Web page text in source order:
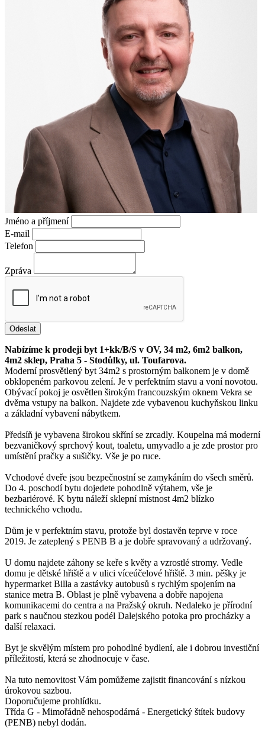
Jméno a příjmení
E-mail
Telefon
Zpráva
Odeslat
Nabízíme k prodeji byt 1+kk/B/S v OV, 34 m2, 6m2 balkon,
4m2 sklep, Praha 5 - Stodůlky, ul. Toufarova.
Moderní prosvětlený byt 34m2 s prostorným balkonem je v domě
obklopeném parkovou zelení. Je v perfektním stavu a voní novotou.
Obývací pokoj je osvětlen širokým francouzským oknem Vekra se
dvěma vstupy na balkon. Najdete zde vybavenou kuchyňskou linku
a základní vybavení nábytkem.
Předsíň je vybavena širokou skříní se zrcadly. Koupelna má moderní
bezvaničkový sprchový kout, toaletu, umyvadlo a je zde prostor pro
umístění pračky a sušičky. Vše je po ruce.
Vchodové dveře jsou bezpečnostní se zamykáním do všech směrů.
Do 4. poschodí bytu dojedete pohodlně výtahem, vše je
bezbariérové. K bytu náleží sklepní místnost 4m2 blízko
technického vchodu.
Dům je v perfektním stavu, protože byl dostavěn teprve v roce
2019. Je zateplený s PENB B a je dobře spravovaný a udržovaný.
U domu najdete záhony se keře s květy a vzrostlé stromy. Vedle
domu je dětské hřiště a v ulici víceúčelové hřiště. 3 min. pěšky je
hypermarket Billa a zastávky autobusů s rychlým spojením na
stanice metra B. Oblast je plně vybavena a dobře napojena
komunikacemi do centra a na Pražský okruh. Nedaleko je přírodní
park s naučnou stezkou podél Dalejského potoka pro procházky a
další relaxaci.
Byt je skvělým místem pro pohodlné bydlení, ale i dobrou investiční
příležitostí, která se zhodnocuje v čase.
Na tuto nemovitost Vám pomůžeme zajistit financování s nízkou
úrokovou sazbou.
Doporučujeme prohlídku.
Třída G - Mimořádně nehospodárná - Energetický štítek budovy
(PENB) nebyl dodán.